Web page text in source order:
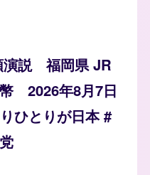
演説 福岡県 JR
2026年8月7日
ひとりが日本 #